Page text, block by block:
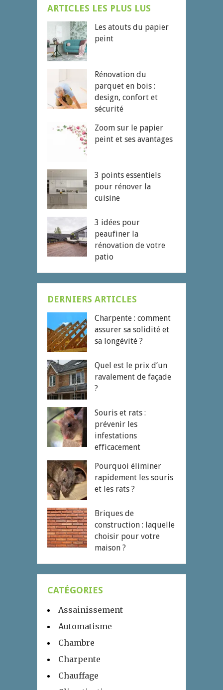
ARTICLES LES PLUS LUS
Les atouts du papier
peint
Rénovation du
parquet en bois :
design, confort et
sécurité
Zoom sur le papier
peint et ses avantages
3 points essentiels
pour rénover la
cuisine
3 idées pour
peaufiner la
rénovation de votre
patio
DERNIERS ARTICLES
Charpente : comment
assurer sa solidité et
sa longévité ?
Quel est le prix d’un
ravalement de façade
?
Souris et rats :
prévenir les
infestations
efficacement
Pourquoi éliminer
rapidement les souris
et les rats ?
Briques de
construction : laquelle
choisir pour votre
maison ?
CATÉGORIES
Assainissement
Automatisme
Chambre
Charpente
Chauffage